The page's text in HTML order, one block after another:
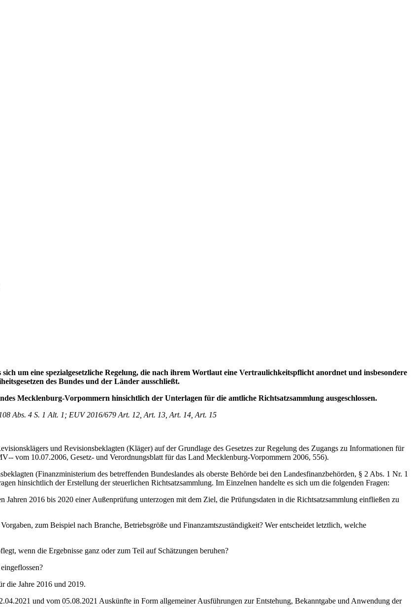
sich um eine spezialgesetzliche Regelung, die nach ihrem Wortlaut eine Vertraulichkeitspflicht anordnet und insbesondere
des Bundes und der Länder ausschließt.
Mecklenburg-Vorpommern hinsichtlich der Unterlagen für die amtliche Richtsatzsammlung ausgeschlossen.
Abs. 4 S. 1 Alt. 1; EUV 2016/679 Art. 12, Art. 13, Art. 14, Art. 15
und Revisionsbeklagten (Kläger) auf der Grundlage des Gesetzes zur Regelung des Zugangs zu Informationen für
vom 10.07.2006, Gesetz- und Verordnungsblatt für das Land Mecklenburg-Vorpommern 2006, 556).
(Finanzministerium des betreffenden Bundeslandes als oberste Behörde bei den Landesfinanzbehörden, § 2 Abs. 1 Nr. 1
hinsichtlich der Erstellung der steuerlichen Richtsatzsammlung. Im Einzelnen handelte es sich um die folgenden Fragen:
2016 bis 2020 einer Außenprüfung unterzogen mit dem Ziel, die Prüfungsdaten in die Richtsatzsammlung einfließen zu
zum Beispiel nach Branche, Betriebsgröße und Finanzamtszuständigkeit? Wer entscheidet letztlich, welche
wenn die Ergebnisse ganz oder zum Teil auf Schätzungen beruhen?
Jahre 2016 und 2019.
und vom 05.08.2021 Auskünfte in Form allgemeiner Ausführungen zur Entstehung, Bekanntgabe und Anwendung der